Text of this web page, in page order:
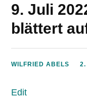
9. Juli
blättert
WILFRIED ABELS
Edit